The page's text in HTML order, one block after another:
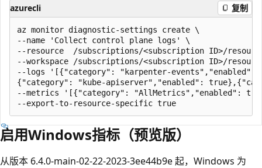
azurecli 复制
az monitor diagnostic-settings create \
--name 'Collect control plane logs' \
--resource  /subscriptions/<subscription ID>/
--workspace /subscriptions/<subscription ID>/
--logs '[{"category": "karpenter-
{"category": "kube-apiserver","enabled":
--metrics '[{"category": "AllMetrics","enabled":
启用Windows指标（预览版）
从版本 6.4.0-main-02-22-2023-3ee44b9e 起，Windows 为